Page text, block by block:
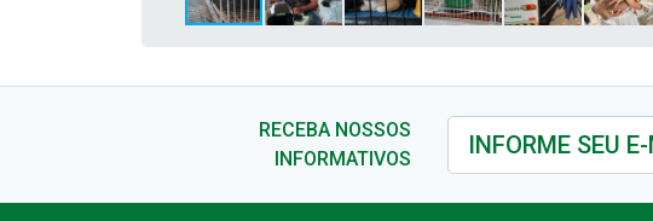
RECEBA NOSSOS
INFORMATIVOS